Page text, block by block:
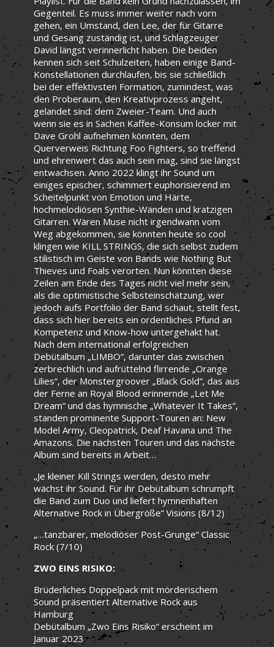
Gegenteil. Es muss immer weiter nach vorn
gehen, ein Umstand, den Lee, der für Gitarre
und Gesang zuständig ist, und Schlagzeuger
David längst verinnerlicht haben. Die beiden
kennen sich seit Schulzeiten, haben einige Band-
Konstellationen durchlaufen, bis sie schließlich
bei der effektivsten Formation, zumindest, was
den Proberaum, den Kreativprozess angeht,
gelandet sind: dem Zweier-Team. Und auch
wenn sie es in Sachen Kaffee-Konsum locker mit
Dave Grohl aufnehmen könnten, dem
Querverweis Richtung Foo Fighters, so treffend
und ehrenwert das auch sein mag, sind sie längst
entwachsen. Anno 2022 klingt ihr Sound um
einiges epischer, schimmert euphorisierend im
Scheitelpunkt von Emotion und Härte,
hochmelodiösen Synthie-Wänden und kratzigen
Gitarren. Wären Muse nicht irgendwann vom
Weg abgekommen, sie könnten heute so cool
klingen wie KILL STRINGS, die sich selbst zudem
stilistisch im Geiste von Bands wie Nothing But
Thieves und Foals verorten. Nun könnten diese
Zeilen am Ende des Tages nicht viel mehr sein,
als die optimistische Selbsteinschätzung, wer
jedoch aufs Portfolio der Band schaut, stellt fest,
dass sich hier bereits ein ordentliches Pfund an
Kompetenz und Know-how untergehakt hat.
Nach dem international erfolgreichen
Debütalbum „LIMBO“, darunter das zwischen
zerbrechlich und aufrüttelnd flirrende „Orange
Lilies“, der Monstergroover „Black Gold“, das aus
der Ferne an Royal Blood erinnernde „Let Me
Dream“ und das hymnische „Whatever It Takes“,
standen prominente Support-Touren an: New
Model Army, Cleopatrick, Deaf Havana und The
Amazons. Die nächsten Touren und das nächste
Album sind bereits in Arbeit…
„Je kleiner Kill Strings werden, desto mehr
wächst ihr Sound. Für ihr Debütalbum schrumpft
die Band zum Duo und liefert hymnenhaften
Alternative Rock in Übergröße“ Visions (8/12)
„…tanzbarer, melodiöser Post-Grunge“ Classic
Rock (7/10)
ZWO EINS RISIKO:
Brüderliches Doppelpack mit mörderischem
Sound präsentiert Alternative Rock aus
Hamburg
Debütalbum „Zwo Eins Risiko“ erscheint im
Januar 2023